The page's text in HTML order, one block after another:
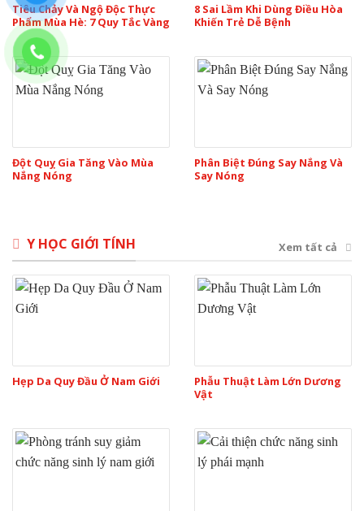
Tiêu Chảy Và Ngộ Độc Thực
Phẩm Mùa Hè: 7 Quy Tắc Vàng
8 Sai Lầm Khi Dùng Điều Hòa
Khiến Trẻ Dễ Bệnh
Đột Quỵ Gia Tăng Vào Mùa
Nắng Nóng
Phân Biệt Đúng Say Nắng Và
Say Nóng
Y HỌC GIỚI TÍNH Xem tất cả
Hẹp Da Quy Đầu Ở Nam Giới
Phẫu Thuật Làm Lớn Dương
Vật